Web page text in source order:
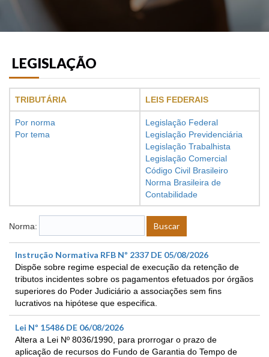
LEGISLAÇÃO
TRIBUTÁRIA LEIS FEDERAIS
Por norma
Por tema
Legislação Federal
Legislação Previdenciária
Legislação Trabalhista
Legislação Comercial
Código Civil Brasileiro
Norma Brasileira de
Contabilidade
Norma:
Instrução Normativa RFB Nº 2337 DE 05/08/2026
Dispõe sobre regime especial de execução da retenção de
tributos incidentes sobre os pagamentos efetuados por órgãos
superiores do Poder Judiciário a associações sem fins
lucrativos na hipótese que especifica.
Lei Nº 15486 DE 06/08/2026
Altera a Lei Nº 8036/1990, para prorrogar o prazo de
aplicação de recursos do Fundo de Garantia do Tempo de